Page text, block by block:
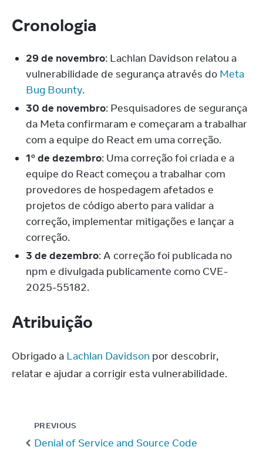
Cronologia
29 de novembro: Lachlan Davidson relatou a
vulnerabilidade de segurança através do Meta
Bug Bounty.
30 de novembro: Pesquisadores de segurança
da Meta confirmaram e começaram a trabalhar
com a equipe do React em uma correção.
1º de dezembro: Uma correção foi criada e a
equipe do React começou a trabalhar com
provedores de hospedagem afetados e
projetos de código aberto para validar a
correção, implementar mitigações e lançar a
correção.
3 de dezembro: A correção foi publicada no
npm e divulgada publicamente como CVE-
2025-55182.
Atribuição
Obrigado a Lachlan Davidson por descobrir,
relatar e ajudar a corrigir esta vulnerabilidade.
PREVIOUS
Denial of Service and Source Code